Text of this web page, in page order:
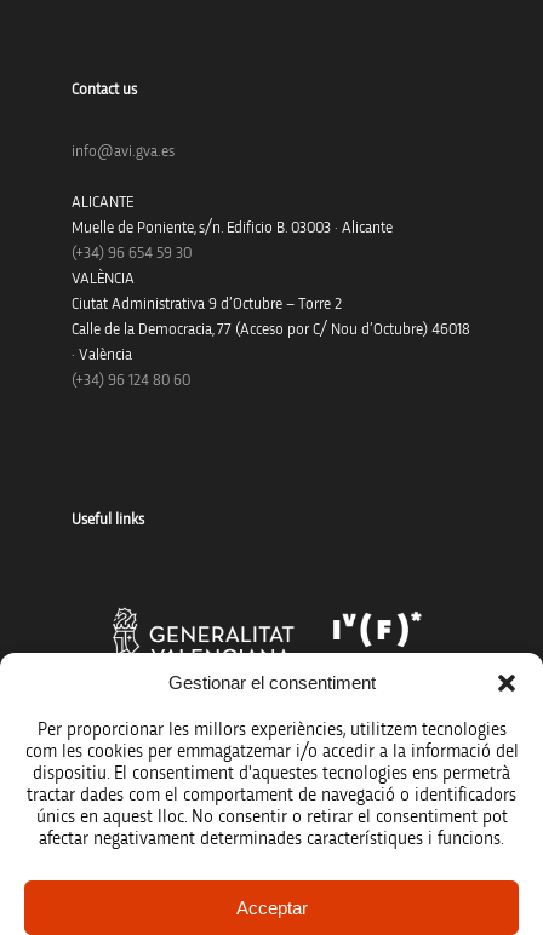
Gestionar el consentiment
Per proporcionar les millors experiències, utilitzem tecnologies
com les cookies per emmagatzemar i/o accedir a la informació del
dispositiu. El consentiment d'aquestes tecnologies ens permetrà
tractar dades com el comportament de navegació o identificadors
únics en aquest lloc. No consentir o retirar el consentiment pot
afectar negativament determinades característiques i funcions.
Acceptar
Contact us
info@avi.gva.es
ALICANTE
Muelle de Poniente, s/n. Edificio B. 03003 · Alicante
(+34) 96 654 59 30
VALÈNCIA
Ciutat Administrativa 9 d’Octubre – Torre 2
Calle de la Democracia, 77 (Acceso por C/ Nou d’Octubre) 46018
· València
(+34) 96 124 80 60
Useful links
Legal notice